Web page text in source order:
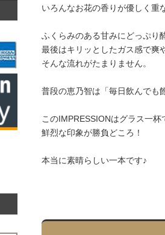
いろんなお花の香りが優しく重
ふくらみのある甘みにどっぷり
最後はキリッとしたガス感で爽
そんな流れがたまりません。
普段の恵乃智は「毎日飲んでも
このIMPRESSIONはグラス一杯
鮮烈な印象が勝負どころ！
本当に素晴らしい一本です♪